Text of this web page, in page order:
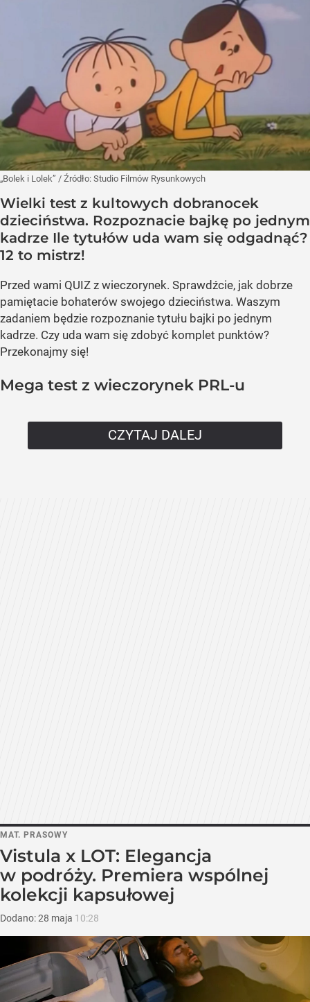
„Bolek i Lolek” / Źródło: Studio Filmów Rysunkowych
Wielki test z kultowych dobranocek
dzieciństwa. Rozpoznacie bajkę po jednym
kadrze Ile tytułów uda wam się odgadnąć?
12 to mistrz!
Przed wami QUIZ z wieczorynek. Sprawdźcie, jak dobrze
pamiętacie bohaterów swojego dzieciństwa. Waszym
zadaniem będzie rozpoznanie tytułu bajki po jednym
kadrze. Czy uda wam się zdobyć komplet punktów?
Przekonajmy się!
Mega test z wieczorynek PRL-u
CZYTAJ DALEJ
MAT. PRASOWY
Vistula x LOT: Elegancja
w podróży. Premiera wspólnej
kolekcji kapsułowej
Dodano:28 maja 10:28